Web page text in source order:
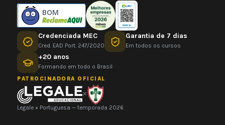
BOM
Credenciada MEC
Cred. EAD Port. 247/2020
Garantia de 7 dias
Em todos os cursos
+20 anos
Formando em todo o Brasil
PATROCINADORA OFICIAL
×
Legale × Portuguesa — temporada 2026